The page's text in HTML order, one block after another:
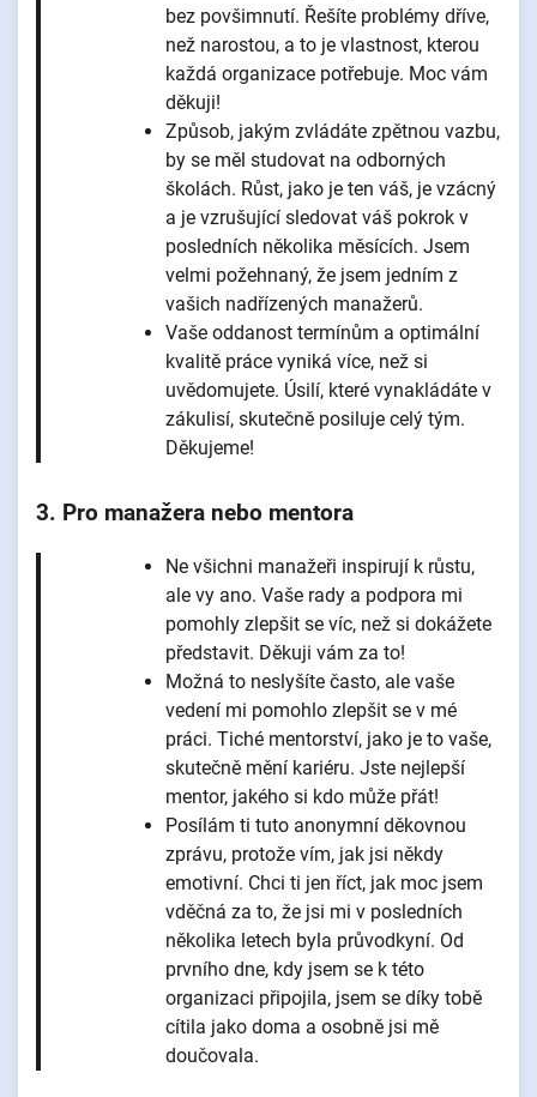
bez povšimnutí. Řešíte problémy dříve,
než narostou, a to je vlastnost, kterou
každá organizace potřebuje. Moc vám
děkuji!
Způsob, jakým zvládáte zpětnou vazbu,
by se měl studovat na odborných
školách. Růst, jako je ten váš, je vzácný
a je vzrušující sledovat váš pokrok v
posledních několika měsících. Jsem
velmi požehnaný, že jsem jedním z
vašich nadřízených manažerů.
Vaše oddanost termínům a optimální
kvalitě práce vyniká více, než si
uvědomujete. Úsilí, které vynakládáte v
zákulisí, skutečně posiluje celý tým.
Děkujeme!
3. Pro manažera nebo mentora
Ne všichni manažeři inspirují k růstu,
ale vy ano. Vaše rady a podpora mi
pomohly zlepšit se víc, než si dokážete
představit. Děkuji vám za to!
Možná to neslyšíte často, ale vaše
vedení mi pomohlo zlepšit se v mé
práci. Tiché mentorství, jako je to vaše,
skutečně mění kariéru. Jste nejlepší
mentor, jakého si kdo může přát!
Posílám ti tuto anonymní děkovnou
zprávu, protože vím, jak jsi někdy
emotivní. Chci ti jen říct, jak moc jsem
vděčná za to, že jsi mi v posledních
několika letech byla průvodkyní. Od
prvního dne, kdy jsem se k této
organizaci připojila, jsem se díky tobě
cítila jako doma a osobně jsi mě
doučovala.